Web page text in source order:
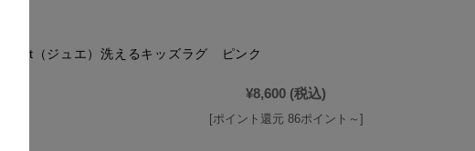
Jouet（ジュエ）洗えるキッズラグ ピンク
¥8,600 (税込)
[ポイント還元 86ポイント～]